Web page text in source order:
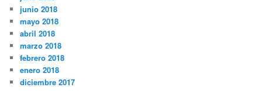
junio 2018
mayo 2018
abril 2018
marzo 2018
febrero 2018
enero 2018
diciembre 2017